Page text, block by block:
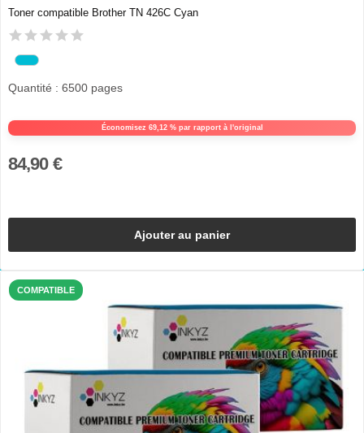
Toner compatible Brother TN 426C Cyan
Économisez 69,12 % par rapport à l'original
Quantité : 6500 pages
84,90 €
Ajouter au panier
COMPATIBLE